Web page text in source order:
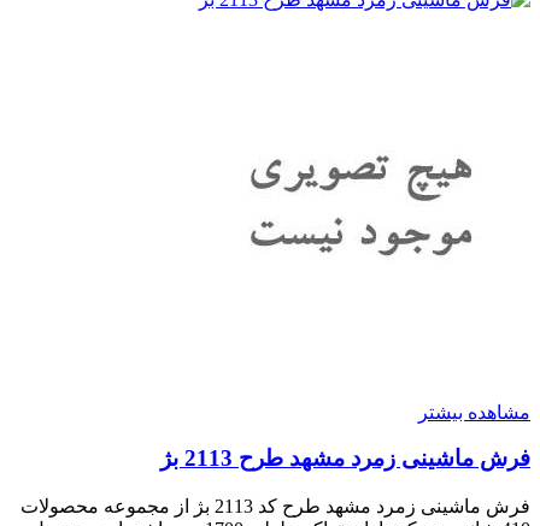
مشاهده بیشتر
فرش ماشینی زمرد مشهد طرح 2113 بژ
فرش ماشینی زمرد مشهد طرح کد 2113 بژ از مجموعه محصولات